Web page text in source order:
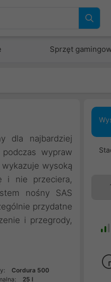
Sprzęt
dla najbardziej
wypraw
wysoką
i nie przeciera,
nośny SAS
przydatne
i przegrody,
Cordura 500
25 l